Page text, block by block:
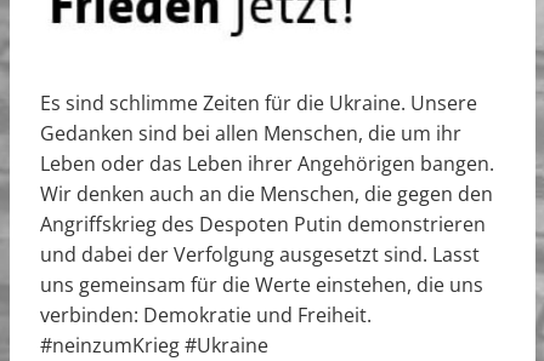
Es sind schlimme Zeiten für die Ukraine. Unsere
Gedanken sind bei allen Menschen, die um ihr
Leben oder das Leben ihrer Angehörigen bangen.
Wir denken auch an die Menschen, die gegen den
Angriffskrieg des Despoten Putin demonstrieren
und dabei der Verfolgung ausgesetzt sind. Lasst
uns gemeinsam für die Werte einstehen, die uns
verbinden: Demokratie und Freiheit.
#neinzumKrieg #Ukraine